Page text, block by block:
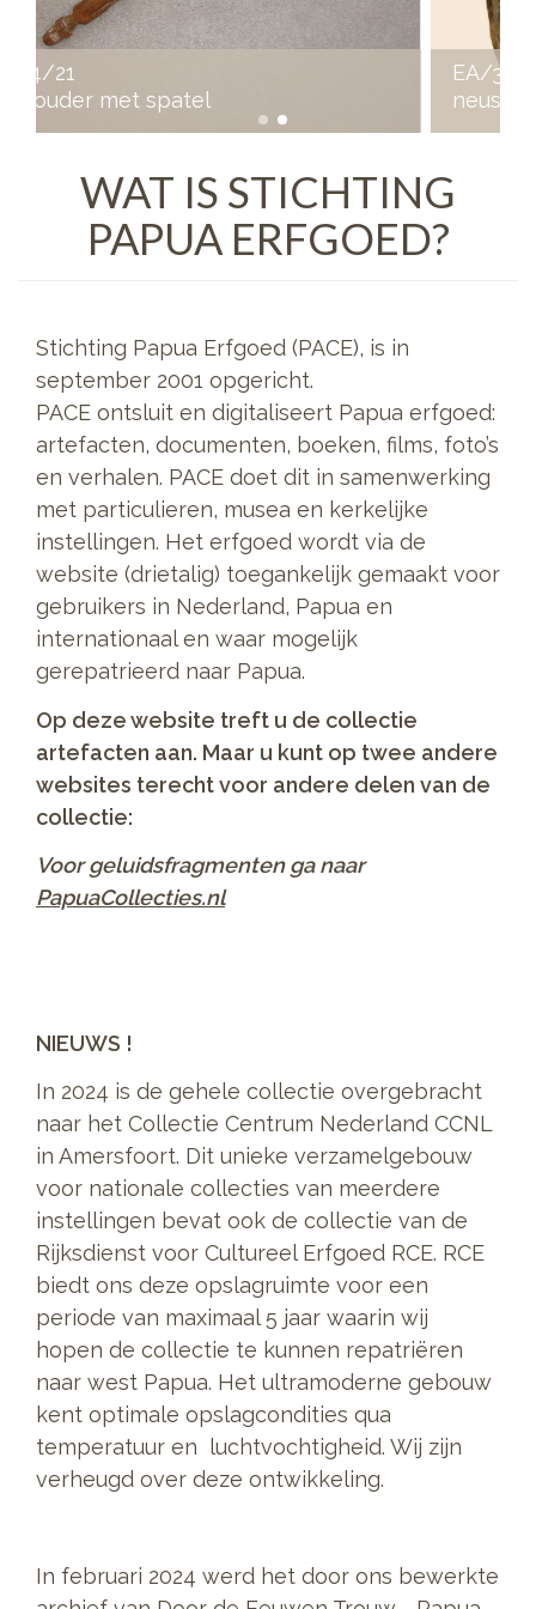
EA/39/4
neussieraad
WAT IS STICHTING
PAPUA ERFGOED?
Stichting Papua Erfgoed (PACE), is in
september 2001 opgericht.
PACE ontsluit en digitaliseert Papua erfgoed:
artefacten, documenten, boeken, films, foto’s
en verhalen. PACE doet dit in samenwerking
met particulieren, musea en kerkelijke
instellingen. Het erfgoed wordt via de
website (drietalig) toegankelijk gemaakt voor
gebruikers in Nederland, Papua en
internationaal en waar mogelijk
gerepatrieerd naar Papua.
Op deze website treft u de collectie
artefacten aan. Maar u kunt op twee andere
websites terecht voor andere delen van de
collectie:
Voor geluidsfragmenten ga naar
PapuaCollecties.nl
NIEUWS !
In 2024 is de gehele collectie overgebracht
naar het Collectie Centrum Nederland CCNL
in Amersfoort. Dit unieke verzamelgebouw
voor nationale collecties van meerdere
instellingen bevat ook de collectie van de
Rijksdienst voor Cultureel Erfgoed RCE. RCE
biedt ons deze opslagruimte voor een
periode van maximaal 5 jaar waarin wij
hopen de collectie te kunnen repatriëren
naar west Papua. Het ultramoderne gebouw
kent optimale opslagcondities qua
temperatuur en luchtvochtigheid. Wij zijn
verheugd over deze ontwikkeling.
In februari 2024 werd het door ons bewerkte